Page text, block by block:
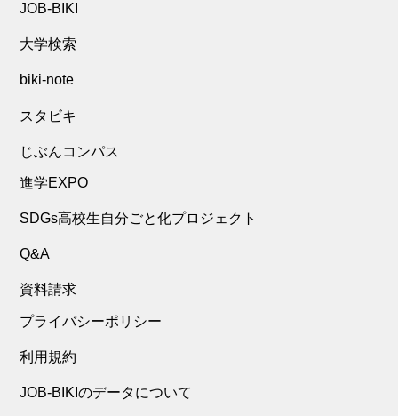
JOB-BIKI
大学検索
biki-note
スタビキ
じぶんコンパス
進学EXPO
SDGs高校生自分ごと化プロジェクト
Q&A
資料請求
プライバシーポリシー
利用規約
JOB-BIKIのデータについて